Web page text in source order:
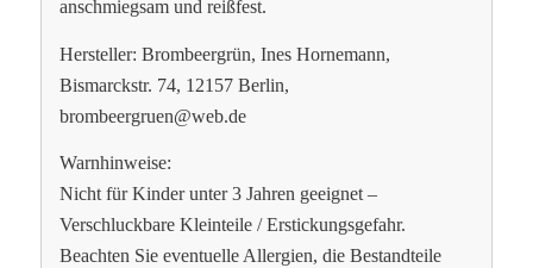
anschmiegsam und reißfest.
Hersteller: Brombeergrün, Ines Hornemann,
Bismarckstr. 74, 12157 Berlin,
brombeergruen@web.de
Warnhinweise:
Nicht für Kinder unter 3 Jahren geeignet –
Verschluckbare Kleinteile / Erstickungsgefahr.
Beachten Sie eventuelle Allergien, die Bestandteile